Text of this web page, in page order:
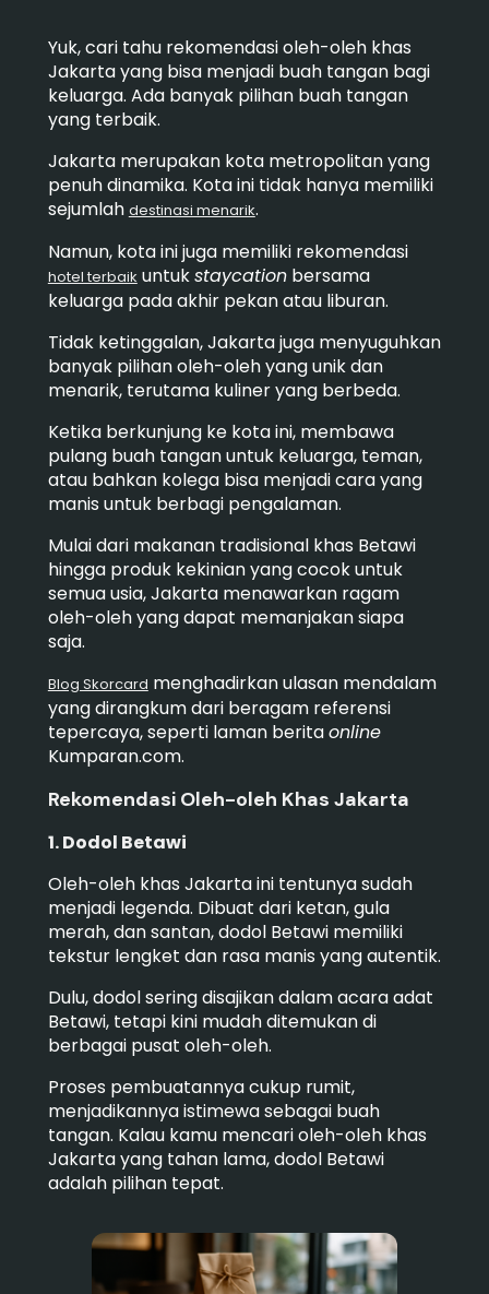
Yuk, cari tahu rekomendasi oleh-oleh khas
Jakarta yang bisa menjadi buah tangan bagi
keluarga. Ada banyak pilihan buah tangan
yang terbaik.
Jakarta merupakan kota metropolitan yang
penuh dinamika. Kota ini tidak hanya memiliki
sejumlah destinasi menarik.
Namun, kota ini juga memiliki rekomendasi
hotel terbaik untukstaycationbersama
keluarga pada akhir pekan atau liburan.
Tidak ketinggalan, Jakarta juga menyuguhkan
banyak pilihan oleh-oleh yang unik dan
menarik, terutama kuliner yang berbeda.
Ketika berkunjung ke kota ini, membawa
pulang buah tangan untuk keluarga, teman,
atau bahkan kolega bisa menjadi cara yang
manis untuk berbagi pengalaman.
Mulai dari makanan tradisional khas Betawi
hingga produk kekinian yang cocok untuk
semua usia, Jakarta menawarkan ragam
oleh-oleh yang dapat memanjakan siapa
saja.
Blog Skorcard menghadirkan ulasan mendalam
yang dirangkum dari beragam referensi
tepercaya, seperti laman beritaonline
Kumparan.com.
Rekomendasi Oleh-oleh Khas Jakarta
1. Dodol Betawi
Oleh-oleh khas Jakarta ini tentunya sudah
menjadi legenda. Dibuat dari ketan, gula
merah, dan santan, dodol Betawi memiliki
tekstur lengket dan rasa manis yang autentik.
Dulu, dodol sering disajikan dalam acara adat
Betawi, tetapi kini mudah ditemukan di
berbagai pusat oleh-oleh.
Proses pembuatannya cukup rumit,
menjadikannya istimewa sebagai buah
tangan. Kalau kamu mencari oleh-oleh khas
Jakarta yang tahan lama, dodol Betawi
adalah pilihan tepat.